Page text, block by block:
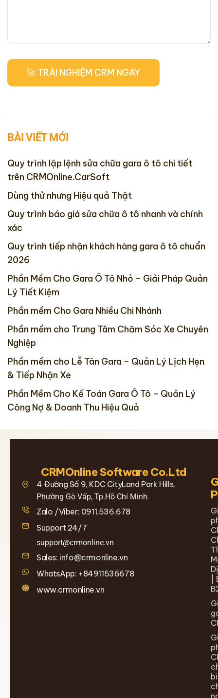
BÀI VIẾT MỚI
Quy trình lập lệnh sửa chữa gara ô tô chi tiết
trên CRMOnline.CarSoft
Dùng thử nhưng Hiệu quả Thật
Quy trình báo giá sửa chữa ô tô nhanh và chính
xác
Quy trình tiếp nhận khách hàng gara ô tô chuẩn
2026
Phần Mềm Cho Gara Ô Tô Nhỏ – Giải Pháp Quản
Lý Tiết Kiệm
Phần mềm Cho Gara Nhiều Chi Nhánh
Phần mềm cho Trung Tâm Chăm Sóc Xe Chuyên
Nghiệp
Phần mềm cho Lễ Tân Gara – Quản Lý Lịch Hẹn
& Tiếp Nhận Xe
Phần Mềm Cho Kế Toán Gara Ô Tô – Quản Lý
Công Nợ & Doanh Thu Hiệu Quả
CRMOnline Software Co.Ltd
4 Đường Số 9, KDC CityLand Park Hills,
Phường Gò Vấp, Tp.Hồ Chí Minh.
Zalo /Viber: 0911.536.678
Support 24/7
support@crmonline.vn
Sales: info@crmonline.vn
WhatsApp: +84911536678
www.crmonline.vn